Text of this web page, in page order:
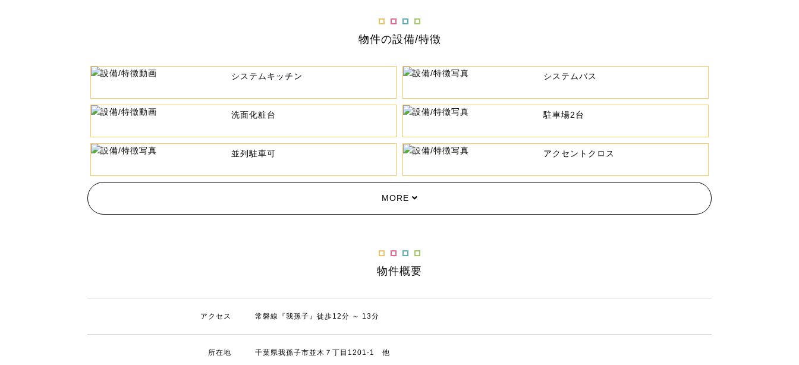
物件の設備/特徴
システムキッチン システムバス
洗面化粧台 駐車場2台
並列駐車可 アクセントクロス
MORE
物件概要
アクセス 常磐線『我孫子』徒歩12分 ～ 13分
所在地 千葉県我孫子市並木７丁目1201-1 他